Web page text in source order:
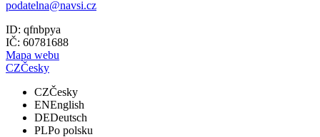
podatelna@navsi.cz
ID: qfnbpya
IČ: 60781688
Mapa webu
CZČesky
CZČesky
ENEnglish
DEDeutsch
PLPo polsku